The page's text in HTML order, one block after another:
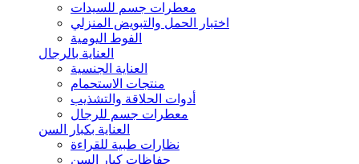
معطرات جسم للسيدات
اختبار الحمل والتبويض المنزلي
الفوط اليومية
العناية بالرجال
العناية الجنسية
منتجات الاستحمام
أدوات الحلاقة والتشذيب
معطرات جسم للرجال
العناية بكبار السن
نظارات طبية للقراءة
حفاظات كبار السن